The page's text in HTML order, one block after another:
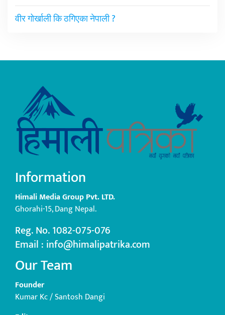
वीर गोर्खाली कि ठगिएका नेपाली ?
Information
Himali Media Group Pvt. LTD.
Ghorahi-15, Dang Nepal.
Reg. No. 1082-075-076
Email : info@himalipatrika.com
Our Team
Founder
Kumar Kc / Santosh Dangi